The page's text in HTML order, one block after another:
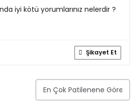
iyi kötü yorumlarınız nelerdir ?
Şikayet Et